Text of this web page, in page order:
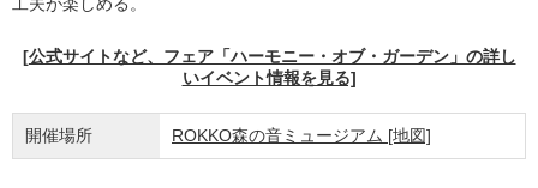
工夫が楽しめる。
[公式サイトなど、フェア「ハーモニー・オブ・ガーデン」の詳し
いイベント情報を見る]
開催場所 ROKKO森の音ミュージアム [地図]